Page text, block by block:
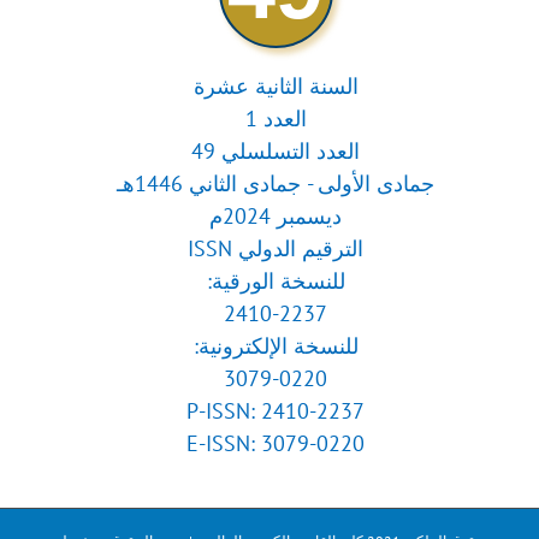
السنة الثانية عشرة
العدد 1
العدد التسلسلي 49
جمادى الأولى - جمادى الثاني 1446هـ
ديسمبر 2024م
الترقيم الدولي ISSN
للنسخة الورقية:
2410-2237
للنسخة الإلكترونية:
3079-0220
P-ISSN: 2410-2237
E-ISSN: 3079-0220